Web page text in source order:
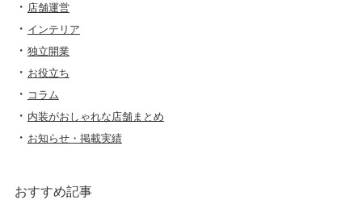
店舗運営
インテリア
独立開業
お役立ち
コラム
内装がおしゃれな店舗まとめ
お知らせ・掲載実績
おすすめ記事